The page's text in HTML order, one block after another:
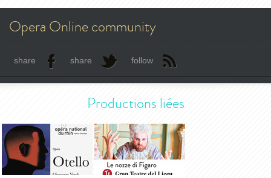
Opera Online community
share share follow
Productions liées